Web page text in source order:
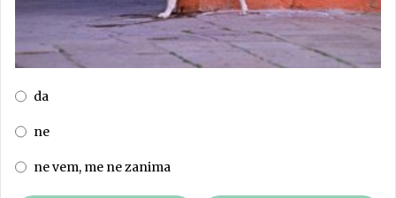
da
ne
ne vem, me ne zanima